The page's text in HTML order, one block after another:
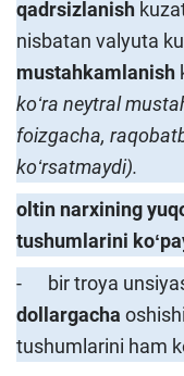
qadrsizlanish
nisbatan valyuta
mustahkamlanish
koʻra neytral
foizgacha,
koʻrsatmaydi).
oltin narxining
tushumlarini
- bir troya
dollargacha
tushumlarini ham